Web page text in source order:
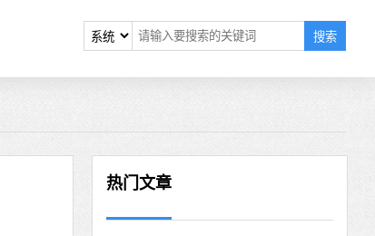
搜索
热门文章